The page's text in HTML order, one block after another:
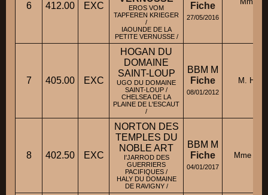
6 412.00 EXC
EROS VOM
TAPFEREN KRIEGER
/
IAOUNDE DE LA
PETITE VERNUSSE /
Fiche
27/05/2016
7 405.00 EXC
HOGAN DU
DOMAINE
SAINT-LOUP
UGO DU DOMAINE
SAINT-LOUP /
CHELSEA DE LA
PLAINE DE L'ESCAUT
/
BBM M
Fiche
08/01/2012
M.
8 402.50 EXC
NORTON DES
TEMPLES DU
NOBLE ART
I'JARROD DES
GUERRIERS
PACIFIQUES /
HALY DU DOMAINE
DE RAVIGNY /
BBM M
Fiche
04/01/2017
Mme